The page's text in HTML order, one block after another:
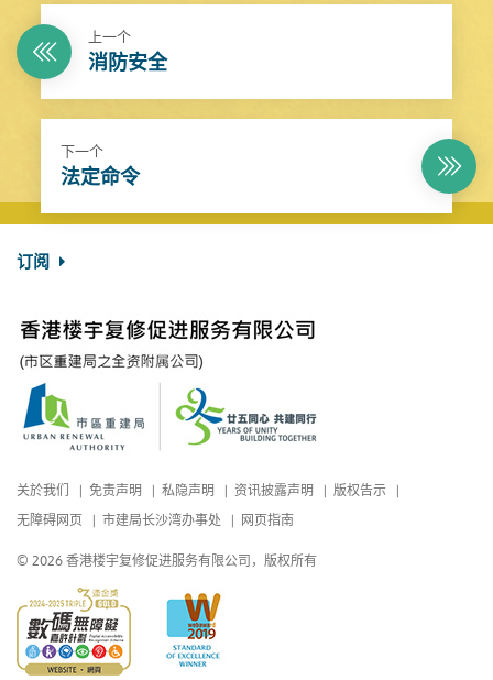
上一个
消防安全
下一个
法定命令
订阅
关於我们 免责声明 私隐声明 资讯披露声明
版权告示
无障碍网页
市建局长沙湾办事处 网页指南
© 2026 香港楼宇复修促进服务有限公司，版权所有